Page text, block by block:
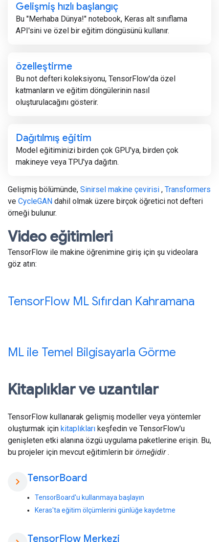
Gelişmiş hızlı başlangıç
Bu "Merhaba Dünya!" notebook, Keras alt sınıflama
API'sini ve özel bir eğitim döngüsünü kullanır.
özelleştirme
Bu not defteri koleksiyonu, TensorFlow'da özel
katmanların ve eğitim döngülerinin nasıl
oluşturulacağını gösterir.
Dağıtılmış eğitim
Model eğitiminizi birden çok GPU'ya, birden çok
makineye veya TPU'ya dağıtın.
Gelişmiş bölümünde, Sinirsel makine çevirisi , Transformers
ve CycleGAN dahil olmak üzere birçok öğretici not defteri
örneği bulunur.
Video eğitimleri
TensorFlow ile makine öğrenimine giriş için şu videolara
göz atın:
TensorFlow ML Sıfırdan Kahramana
ML ile Temel Bilgisayarla Görme
Kitaplıklar ve uzantılar
TensorFlow kullanarak gelişmiş modeller veya yöntemler
oluşturmak için kitaplıkları keşfedin ve TensorFlow'u
genişleten etki alanına özgü uygulama paketlerine erişin. Bu,
bu projeler için mevcut eğitimlerin bir örneğidir.
chevron_right TensorBoard
TensorBoard'u kullanmaya başlayın
Keras'ta eğitim ölçümlerini günlüğe kaydetme
TensorFlow Merkezi